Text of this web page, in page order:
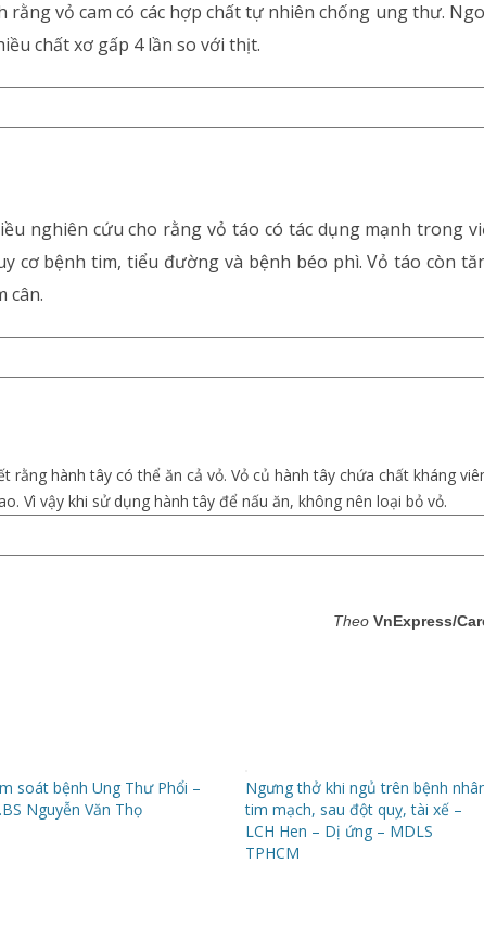
Nhà thuốc
rằng vỏ cam có các hợp chất tự nhiên chống ung thư.
chất xơ gấp 4 lần so với thịt.
nghiên cứu cho rằng vỏ táo có tác dụng mạnh trong
cơ bệnh tim, tiểu đường và bệnh béo phì. Vỏ táo còn
cân.
rằng hành tây có thể ăn cả vỏ. Vỏ củ hành tây chứa chất kháng
Vì vậy khi sử dụng hành tây để nấu ăn, không nên loại bỏ vỏ.
TheoVnExpress/
soát bệnh Ung Thư Phổi –
Nguyễn Văn Thọ
Ngưng thở khi ngủ trên bệnh
tim mạch, sau đột quỵ, tài xế –
LCH Hen – Dị ứng – MDLS
TPHCM